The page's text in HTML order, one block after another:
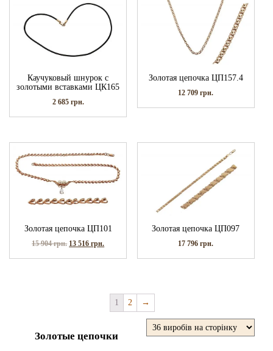
Каучуковый шнурок с
золотыми вставками ЦК165
2 685 грн.
Золотая цепочка ЦП157.4
12 709грн.
Золотая цепочка ЦП101
15 904грн. 13 516грн.
Золотая цепочка ЦП097
17 796грн.
1 2 →
Золотые цепочки